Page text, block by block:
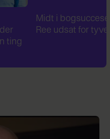
Midt i bogsuccesen:
Ree udsat for tyveri